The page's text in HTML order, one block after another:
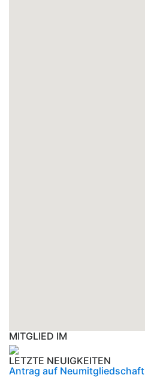
MITGLIED IM
LETZTE NEUIGKEITEN
Antrag auf Neumitgliedschaft